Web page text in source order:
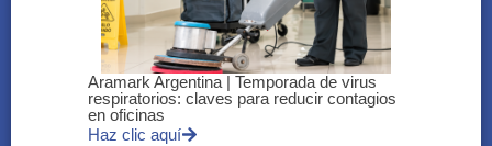
Aramark Argentina | Temporada de virus
respiratorios: claves para reducir contagios
en oficinas
Haz clic aquí